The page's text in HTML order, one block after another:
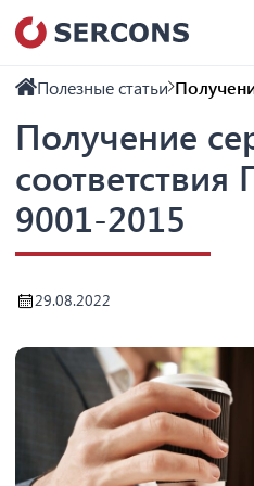
Полезные статьи
Получение
9001-2015
29.08.2022